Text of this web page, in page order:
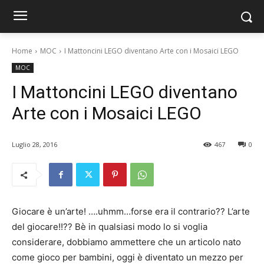
Home MOC I Mattoncini LEGO diventano Arte con i Mosaici LEGO
MOC
I Mattoncini LEGO diventano
Arte con i Mosaici LEGO
Luglio 28, 2016 0
467
Giocare è un’arte! ….uhmm…forse era il contrario?? L’arte
del giocare!!?? Bè in qualsiasi modo lo si voglia
considerare, dobbiamo ammettere che un articolo nato
come gioco per bambini, oggi è diventato un mezzo per